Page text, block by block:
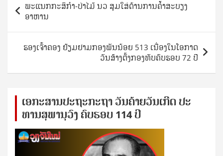
navigation
ພະແນກກະສິກໍາ-ປ່າໄມ້ ນວ ສຸມໃສ່ດ້ານການຄໍ້າສະບຽງ
ອາຫານ
ຮອງເຈົ້າຄອງ ຢ້ຽມຢາມກອງພັນນ້ອຍ 513 ເນື່ອງໃນໂອກາດ
ວັນສ້າງຕັ້ງກອງທັບຄົບຮອບ 72 ປີ
ເອ​ກະ​ສານ​ປະ​ຖະ​ກະ​ຖ​າ ວັນ​ຄ້າຍ​ວັນ​ເກີດ ປ​ະ​
ທານ​ສຸ​ພາ​ນຸ​ວົງ ຄົບ​ຮອບ 114 ປີ